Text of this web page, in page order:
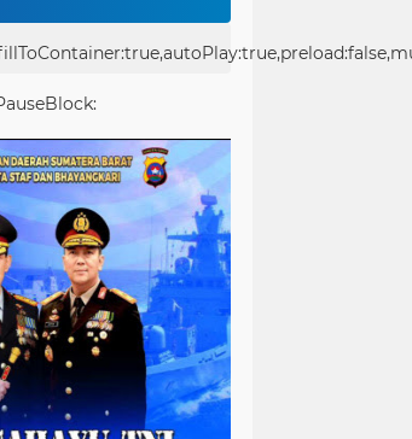
Pantang Menyerah Hingga Malam, Satgas TMMD Ke-129 Kodim 1807/Sorsel Lembur Finishing Rumah Type 36 untuk Warga Kampung Sesor
TMMD Ke-129 Gelar Penyuluhan Wasbang & Hukum, Tanamkan Kesadaran Berbangsa serta Taat Aturan di Kampung Sesor